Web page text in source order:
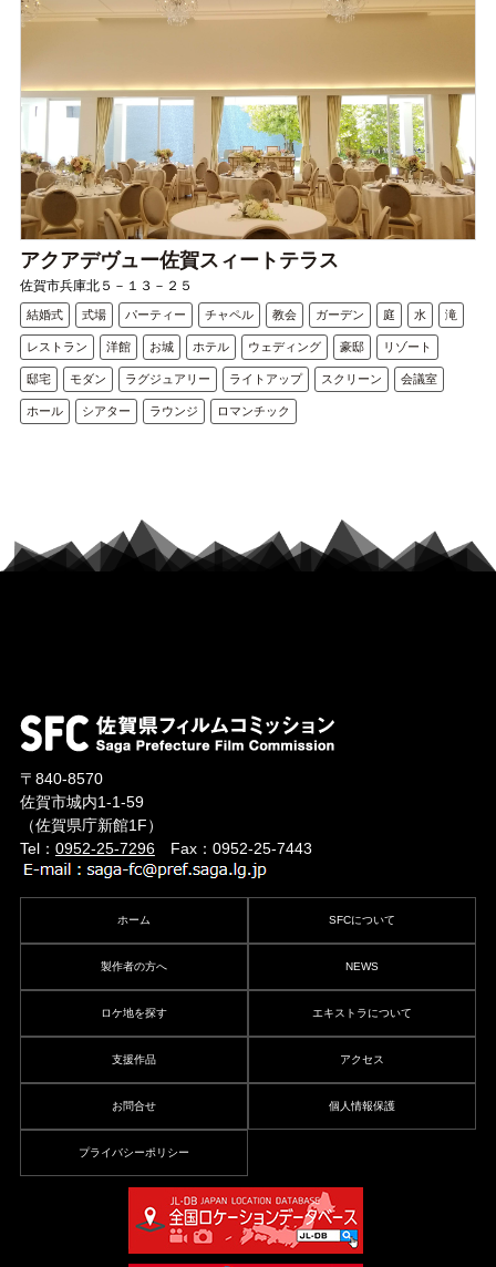
アクアデヴュー佐賀スィートテラス
佐賀市兵庫北５－１３－２５
結婚式 式場 パーティー チャペル 教会 ガーデン 庭 水 滝
レストラン 洋館 お城 ホテル ウェディング 豪邸 リゾート
邸宅 モダン ラグジュアリー ライトアップ スクリーン 会議室
ホール シアター ラウンジ ロマンチック
〒840-8570
佐賀市城内1-1-59
（佐賀県庁新館1F）
Tel： 0952-25-7296Fax：0952-25-7443
ホーム SFCについて
製作者の方へ NEWS
ロケ地を探す エキストラについて
支援作品 アクセス
お問合せ 個人情報保護
プライバシーポリシー